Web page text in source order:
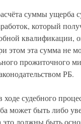
суммы ущерба
который
квалификации,
этом эта сумма не
прожиточного
РБ.
судебного
может быть либо
должны быть